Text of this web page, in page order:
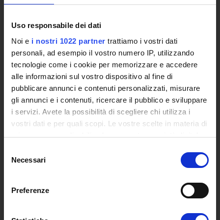
Uso responsabile dei dati
Noi e i nostri 1022 partner trattiamo i vostri dati
personali, ad esempio il vostro numero IP, utilizzando
tecnologie come i cookie per memorizzare e accedere
alle informazioni sul vostro dispositivo al fine di
pubblicare annunci e contenuti personalizzati, misurare
gli annunci e i contenuti, ricercare il pubblico e sviluppare
i servizi. Avete la possibilità di scegliere chi utilizza i
vostri dati e per quali scopi. Le vostre scelte in materia di
privacy sono applicabili solo su questa proprietà digitale
modificare o revocare il proprio consenso in qualsiasi
momento dalla Dichiarazione sui cookie o facendo clic
delNecessari
Preferenze
The eLearning infrastructure
Institutional websites and interacademic projects
Access to the Database of the Online Student Services
Certified E-mail
Rector Inbox
TEACHING
Degree Courses
Advanced training courses
Qualifying educational programs for initial teacher training,